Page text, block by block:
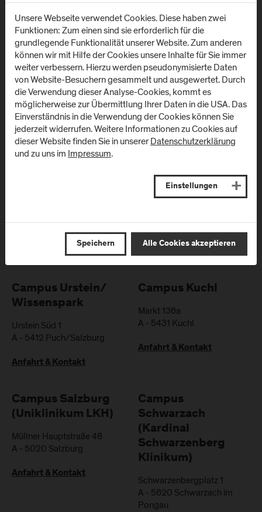
Standorte
Campus Urstein/
Wissenspark
Urstein Süd 1
A - 5412 Puch/Salzburg
Anfahrt & Kontakt
Campus Kuchl
Markt 136a
A - 5431 Kuchl
Anfahrt & Kontakt
Campus Salzburg
(Uniklinikum LKH)
Müllner Hauptstraße 48
A - 5020 Salzburg
Anfahrt & Kontakt
Campus
Schwarzach
(Kardinal
Schwarzenberg
Klinikum)
Schwarzenbergplatz 1
A - 5620 Schwarzach im
Pongau
Unsere Webseite verwendet Cookies. Diese haben zwei
Funktionen: Zum einen sind sie erforderlich für die
grundlegende Funktionalität unserer Website. Zum anderen
können wir mit Hilfe der Cookies unsere Inhalte für Sie immer
weiter verbessern. Hierzu werden pseudonymisierte Daten
von Website-Besuchern gesammelt und ausgewertet. Durch
die Verwendung dieser Analyse-Cookies, kommt es
möglicherweise zur Übermittlung Ihrer Daten in die USA. Das
Einverständnis in die Verwendung der Cookies können Sie
jederzeit widerrufen. Weitere Informationen zu Cookies auf
dieser Website finden Sie in unsererDatenschutzerklärung
und zu uns im Impressum.
Einstellungen
Speichern Alle Cookies akzeptieren